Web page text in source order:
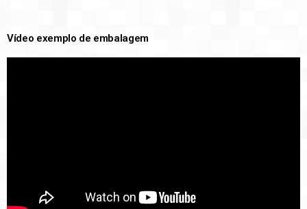
Vídeo exemplo de embalagem